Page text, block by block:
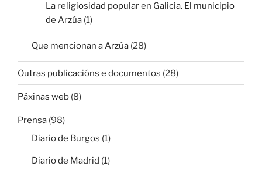
La religiosidad popular en Galicia. El municipio
de Arzúa (1)
Que mencionan a Arzúa (28)
Outras publicacións e documentos (28)
Páxinas web (8)
Prensa (98)
Diario de Burgos (1)
Diario de Madrid (1)